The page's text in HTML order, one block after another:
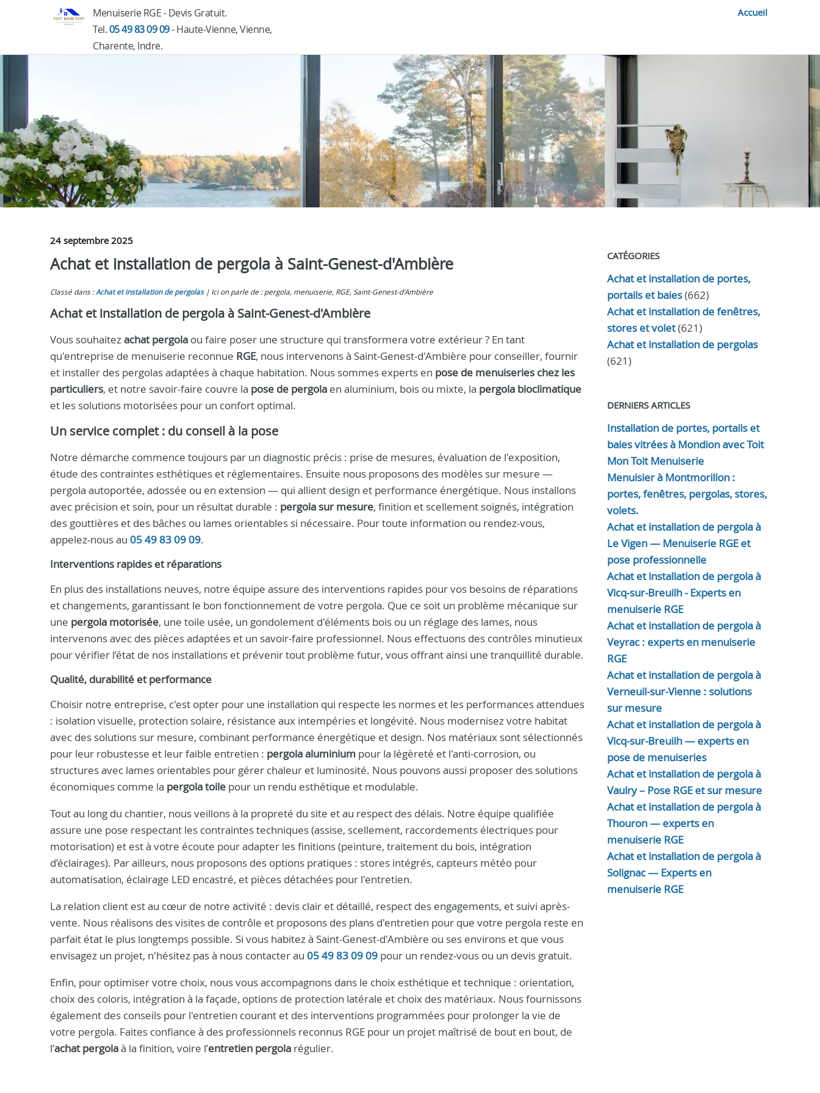
Menuiserie RGE - Devis Gratuit.
Tel.05 49 83 09 09- Haute-Vienne, Vienne,
Charente, Indre.
Accueil
24 septembre 2025
Achat et installation de pergola à Saint-Genest-d'Ambière
Classé dans :Achat et installation de pergolas Ici on parle de : pergola, menuiserie, RGE, Saint-Genest-d'Ambière
Achat et installation de pergola à Saint-Genest-d'Ambière
Vous souhaitezachat pergola ou faire poser une structure qui transformera votre extérieur ? En tant
qu'entreprise de menuiserie reconnue RGE, nous intervenons à Saint-Genest-d'Ambière pour conseiller, fournir
et installer des pergolas adaptées à chaque habitation. Nous sommes experts en pose de menuiseries chez les
particuliers, et notre savoir-faire couvre la pose de pergola en aluminium, bois ou mixte, la pergola bioclimatique
et les solutions motorisées pour un confort optimal.
Un service complet : du conseil à la pose
Notre démarche commence toujours par un diagnostic précis : prise de mesures, évaluation de l'exposition,
étude des contraintes esthétiques et réglementaires. Ensuite nous proposons des modèles sur mesure —
pergola autoportée, adossée ou en extension — qui allient design et performance énergétique. Nous installons
avec précision et soin, pour un résultat durable : pergola sur mesure, finition et scellement soignés, intégration
des gouttières et des bâches ou lames orientables si nécessaire. Pour toute information ou rendez-vous,
appelez-nous au 05 49 83 09 09.
Interventions rapides et réparations
En plus des installations neuves, notre équipe assure des interventions rapides pour vos besoins de réparations
et changements, garantissant le bon fonctionnement de votre pergola. Que ce soit un problème mécanique sur
une pergola motorisée, une toile usée, un gondolement d'éléments bois ou un réglage des lames, nous
intervenons avec des pièces adaptées et un savoir-faire professionnel. Nous effectuons des contrôles minutieux
pour vérifier l’état de nos installations et prévenir tout problème futur, vous offrant ainsi une tranquillité durable.
Qualité, durabilité et performance
Choisir notre entreprise, c'est opter pour une installation qui respecte les normes et les performances attendues
: isolation visuelle, protection solaire, résistance aux intempéries et longévité. Nous modernisez votre habitat
avec des solutions sur mesure, combinant performance énergétique et design. Nos matériaux sont sélectionnés
pour leur robustesse et leur faible entretien : pergola aluminium pour la légèreté et l'anti-corrosion, ou
structures avec lames orientables pour gérer chaleur et luminosité. Nous pouvons aussi proposer des solutions
économiques comme la pergola toile pour un rendu esthétique et modulable.
Tout au long du chantier, nous veillons à la propreté du site et au respect des délais. Notre équipe qualifiée
assure une pose respectant les contraintes techniques (assise, scellement, raccordements électriques pour
motorisation) et est à votre écoute pour adapter les finitions (peinture, traitement du bois, intégration
d’éclairages). Par ailleurs, nous proposons des options pratiques : stores intégrés, capteurs météo pour
automatisation, éclairage LED encastré, et pièces détachées pour l'entretien.
La relation client est au cœur de notre activité : devis clair et détaillé, respect des engagements, et suivi après-
vente. Nous réalisons des visites de contrôle et proposons des plans d'entretien pour que votre pergola reste en
parfait état le plus longtemps possible. Si vous habitez à Saint-Genest-d'Ambière ou ses environs et que vous
envisagez un projet, n'hésitez pas à nous contacter au 05 49 83 09 09 pour un rendez-vous ou un devis gratuit.
Enfin, pour optimiser votre choix, nous vous accompagnons dans le choix esthétique et technique : orientation,
choix des coloris, intégration à la façade, options de protection latérale et choix des matériaux. Nous fournissons
également des conseils pour l'entretien courant et des interventions programmées pour prolonger la vie de
votre pergola. Faites confiance à des professionnels reconnus RGE pour un projet maîtrisé de bout en bout, de
l’achat pergolaà la finition, voire l’entretien pergola régulier.
CATÉGORIES
Achat et installation de portes,
portails et baies(662)
Achat et installation de fenêtres,
stores et volet(621)
Achat et installation de pergolas
(621)
DERNIERS ARTICLES
Installation de portes, portails et
baies vitrées à Mondion avec Toit
Mon Toit Menuiserie
Menuisier à Montmorillon :
portes, fenêtres, pergolas, stores,
volets.
Achat et installation de pergola à
Le Vigen — Menuiserie RGE et
pose professionnelle
Achat et installation de pergola à
Vicq-sur-Breuilh - Experts en
menuiserie RGE
Achat et installation de pergola à
Veyrac : experts en menuiserie
RGE
Achat et installation de pergola à
Verneuil-sur-Vienne : solutions
sur mesure
Achat et installation de pergola à
Vicq-sur-Breuilh — experts en
pose de menuiseries
Achat et installation de pergola à
Vaulry – Pose RGE et sur mesure
Achat et installation de pergola à
Thouron — experts en
menuiserie RGE
Achat et installation de pergola à
Solignac — Experts en
menuiserie RGE